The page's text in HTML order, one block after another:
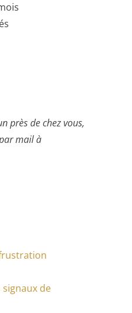
près de chez vous,
mail à
de